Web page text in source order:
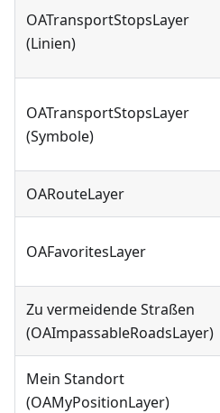
OATransportStopsLayer
(Linien)
OATransportStopsLayer
(Symbole)
OARouteLayer
OAFavoritesLayer
Zu vermeidende Straßen
(OAImpassableRoadsLayer)
Mein Standort
(OAMyPositionLayer)